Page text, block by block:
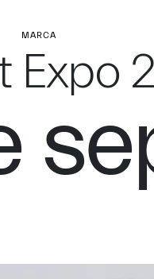
MARCA
Expo